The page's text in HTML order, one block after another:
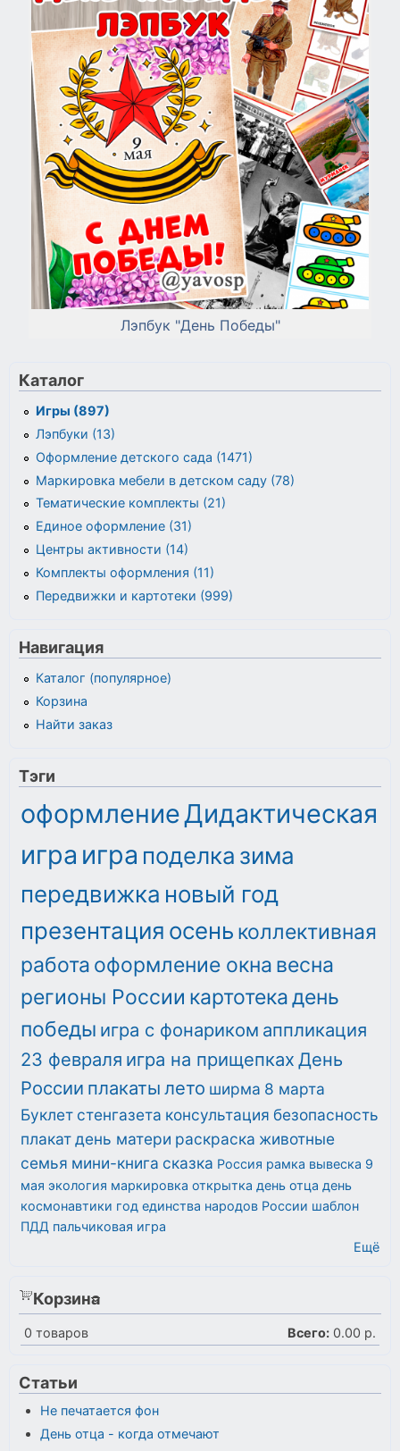
Лэпбук "День Победы"
Каталог
Игры (897)
Лэпбуки (13)
Оформление детского сада (1471)
Маркировка мебели в детском саду (78)
Тематические комплекты (21)
Единое оформление (31)
Центры активности (14)
Комплекты оформления (11)
Передвижки и картотеки (999)
Навигация
Каталог (популярное)
Корзина
Найти заказ
Тэги
оформлениеДидактическая
игра игра поделка зима
передвижка новый год
презентация осень коллективная
работа оформление окна весна
регионы России картотекадень
победы игра с фонариком аппликация
23 февраля игра на прищепках День
России плакаты лето ширма 8 марта
Буклет стенгазета консультация безопасность
плакатдень матери раскраска животные
семья мини-книга сказка Россия рамка вывеска 9
мая экология маркировка открытка день отца день
космонавтики год единства народов России шаблон
ПДД пальчиковая игра
Ещё
Корзина
0 товаров Всего: 0.00 р.
Статьи
Не печатается фон
День отца - когда отмечают